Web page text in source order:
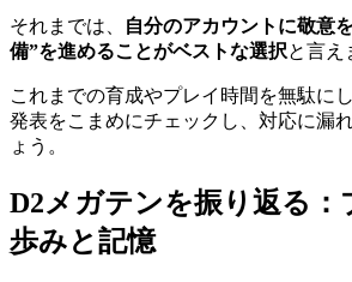
それまでは、
自分のアカウントに敬意
備”を進めることがベストな選択と言え
これまでの育成やプレイ時間を無駄に
発表をこまめにチェックし、対応に漏
ょう。
D2メガテンを振り返る：
歩みと記憶